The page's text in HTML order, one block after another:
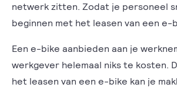
netwerk zitten. Zodat je personeel
beginnen met het leasen van een e-
Een e-bike aanbieden aan je
werkgever helemaal niks te kosten.
het leasen van een e-bike kan je